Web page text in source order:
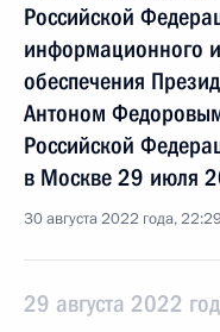
Российской
информационного
обеспечения
Антоном
Российской
в Москве 29 июля
30 августа 2022 года,
29 августа 2022